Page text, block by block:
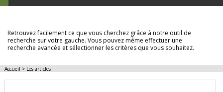
Retrouvez facilement ce que vous cherchez grâce à notre outil de
recherche sur votre gauche. Vous pouvez même effectuer une
recherche avancée et sélectionner les critères que vous souhaitez.
Accueil > Les articles